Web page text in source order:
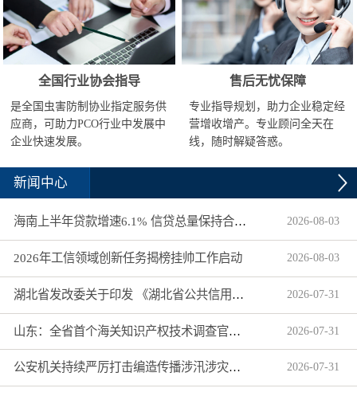
全国行业协会指导
是全国虫害防制协业指定服务供
应商，可助力PCO行业中发展中
企业快速发展。
售后无忧保障
专业指导规划，助力企业稳定经
营增收增产。专业顾问全天在
线，随时解疑答惑。
新闻中心
海南上半年贷款增速6.1% 信贷总量保持合理平稳增长 2026-08-03
2026年工信领域创新任务揭榜挂帅工作启动 2026-08-03
湖北省发改委关于印发 《湖北省公共信用信息目录（2026年版）》的通知 2026-07-31
山东：全省首个海关知识产权技术调查官制度落地济南自贸片区 2026-07-31
公安机关持续严厉打击编造传播涉汛涉灾网络谣言 2026-07-31